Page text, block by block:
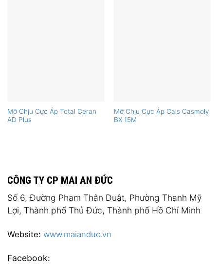
Mỡ Chịu Cực Áp Total Ceran
AD Plus
Mỡ Chịu Cực Áp Cals Casmoly
BX 15M
CÔNG TY CP MAI AN ĐỨC
Số 6, Đường Phạm Thận Duật, Phường Thạnh Mỹ
Lợi, Thành phố Thủ Đức, Thành phố Hồ Chí Minh
Website: www.maianduc.vn
Facebook: